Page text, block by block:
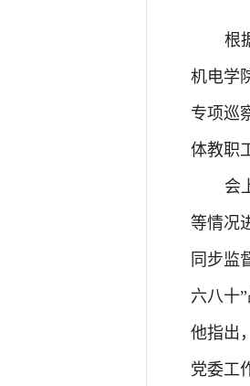
根
机电学
专项巡
体教职
会
等情况
同步监
六八十
他指出
党委工